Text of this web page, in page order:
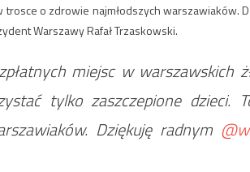
trosce o zdrowie najmłodszych warszawiaków.
Warszawy Rafał Trzaskowski.
miejsc w warszawskich
tylko zaszczepione
Dziękuję radnym